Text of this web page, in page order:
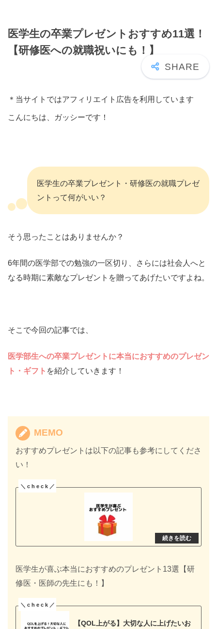
医学生の卒業プレゼントおすすめ11選！
【研修医への就職祝いにも！】
＊当サイトではアフィリエイト広告を利用しています
こんにちは、ガッシーです！
医学生の卒業プレゼント・研修医の就職プレゼ
ントって何がいい？
そう思ったことはありませんか？
6年間の医学部での勉強の一区切り、さらには社会人へと
なる時期に素敵なプレゼントを贈ってあげたいですよね。
そこで今回の記事では、
医学部生への卒業プレゼントに本当におすすめのプレゼン
ト・ギフト を紹介していきます！
MEMO
おすすめプレゼントは以下の記事も参考にしてくださ
い！
医学生が喜ぶ本当におすすめのプレゼント13選【研
修医・医師の先生にも！】
【QOL上がる】大切な人に上げたいお